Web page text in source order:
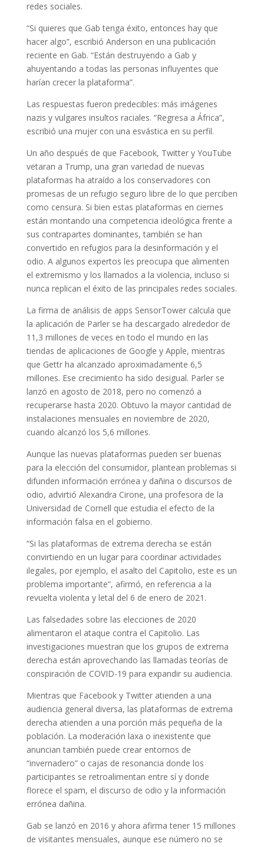
redes sociales.
“Si quieres que Gab tenga éxito, entonces hay que
hacer algo”, escribió Anderson en una publicación
reciente en Gab. “Están destruyendo a Gab y
ahuyentando a todas las personas influyentes que
harían crecer la plataforma”.
Las respuestas fueron predecibles: más imágenes
nazis y vulgares insultos raciales. “Regresa a África”,
escribió una mujer con una esvástica en su perfil.
Un año después de que Facebook, Twitter y YouTube
vetaran a Trump, una gran variedad de nuevas
plataformas ha atraído a los conservadores con
promesas de un refugio seguro libre de lo que perciben
como censura. Si bien estas plataformas en ciernes
están montando una competencia ideológica frente a
sus contrapartes dominantes, también se han
convertido en refugios para la desinformación y el
odio. A algunos expertos les preocupa que alimenten
el extremismo y los llamados a la violencia, incluso si
nunca replican el éxito de las principales redes sociales.
La firma de análisis de apps SensorTower calcula que
la aplicación de Parler se ha descargado alrededor de
11,3 millones de veces en todo el mundo en las
tiendas de aplicaciones de Google y Apple, mientras
que Gettr ha alcanzado aproximadamente 6,5
millones. Ese crecimiento ha sido desigual. Parler se
lanzó en agosto de 2018, pero no comenzó a
recuperarse hasta 2020. Obtuvo la mayor cantidad de
instalaciones mensuales en noviembre de 2020,
cuando alcanzó los 5,6 millones.
Aunque las nuevas plataformas pueden ser buenas
para la elección del consumidor, plantean problemas si
difunden información errónea y dañina o discursos de
odio, advirtió Alexandra Cirone, una profesora de la
Universidad de Cornell que estudia el efecto de la
información falsa en el gobierno.
“Si las plataformas de extrema derecha se están
convirtiendo en un lugar para coordinar actividades
ilegales, por ejemplo, el asalto del Capitolio, este es un
problema importante”, afirmó, en referencia a la
revuelta violenta y letal del 6 de enero de 2021.
Las falsedades sobre las elecciones de 2020
alimentaron el ataque contra el Capitolio. Las
investigaciones muestran que los grupos de extrema
derecha están aprovechando las llamadas teorías de
conspiración de COVID-19 para expandir su audiencia.
Mientras que Facebook y Twitter atienden a una
audiencia general diversa, las plataformas de extrema
derecha atienden a una porción más pequeña de la
población. La moderación laxa o inexistente que
anuncian también puede crear entornos de
“invernadero” o cajas de resonancia donde los
participantes se retroalimentan entre sí y donde
florece el spam, el discurso de odio y la información
errónea dañina.
Gab se lanzó en 2016 y ahora afirma tener 15 millones
de visitantes mensuales, aunque ese número no se